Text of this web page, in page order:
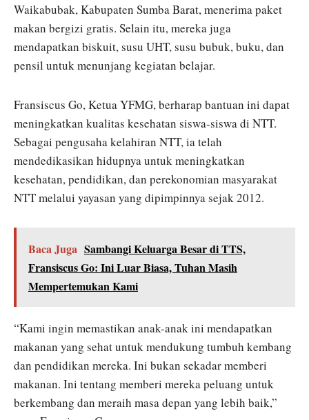
Waikabubak, Kabupaten Sumba Barat, menerima paket
makan bergizi gratis. Selain itu, mereka juga
mendapatkan biskuit, susu UHT, susu bubuk, buku, dan
pensil untuk menunjang kegiatan belajar.
Fransiscus Go, Ketua YFMG, berharap bantuan ini dapat
meningkatkan kualitas kesehatan siswa-siswa di NTT.
Sebagai pengusaha kelahiran NTT, ia telah
mendedikasikan hidupnya untuk meningkatkan
kesehatan, pendidikan, dan perekonomian masyarakat
NTT melalui yayasan yang dipimpinnya sejak 2012.
Baca Juga Sambangi Keluarga Besar di TTS,
Fransiscus Go: Ini Luar Biasa, Tuhan Masih
Mempertemukan Kami
“Kami ingin memastikan anak-anak ini mendapatkan
makanan yang sehat untuk mendukung tumbuh kembang
dan pendidikan mereka. Ini bukan sekadar memberi
makanan. Ini tentang memberi mereka peluang untuk
berkembang dan meraih masa depan yang lebih baik,”